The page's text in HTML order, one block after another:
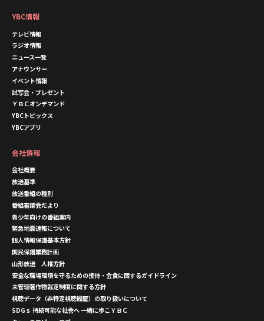
YBC情報
テレビ情報
ラジオ情報
ニュース一覧
アナウンサー
イベント情報
試写会・プレゼント
ＹＢＣオンデマンド
YBCトピックス
YBCアプリ
会社情報
会社概要
放送基準
放送番組の種別
番組審議会だより
青少年向けの番組案内
緊急地震速報について
個人情報保護基本方針
国民保護業務計画
山形放送 人権方針
安全な職場環境を守るための接待・会食に関するガイドライン
未管理著作物裁定制度に関する方針
視聴データ（非特定視聴履歴）の取り扱いについて
SDGｓ 持続可能な社会へ 一緒に歩こＹＢＣ